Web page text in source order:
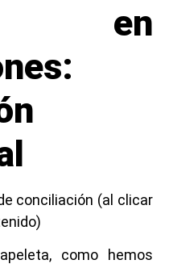
en
conciliación (al clicar
como hemos